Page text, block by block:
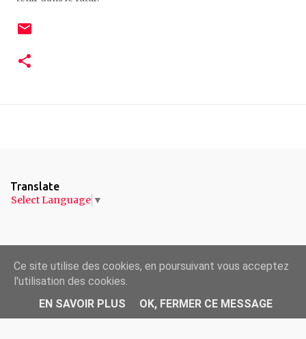
Translate
Select Language ▼
◄ Retour à l'accueil //
Ce site utilise des cookies, en poursuivant vous acceptez
l'utilisation des cookies.
EN SAVOIR PLUS
OK, FERMER CE MESSAGE